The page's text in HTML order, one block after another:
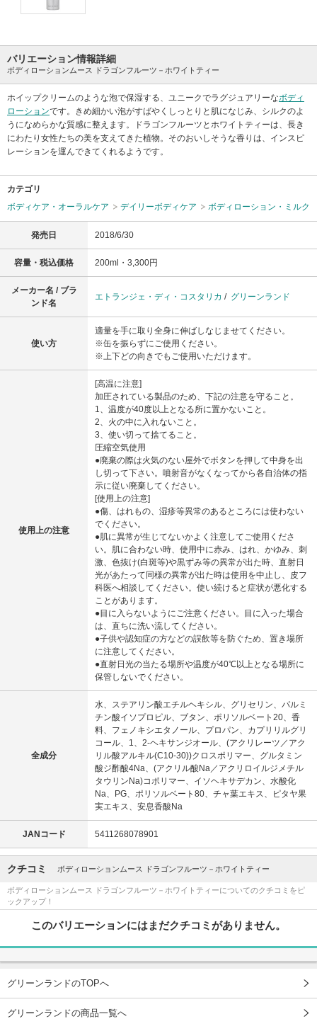
バリエーション情報詳細
ボディローションムース ドラゴンフルーツ－ホワイトティー
ホイップクリームのような泡で保湿する、ユニークでラグジュアリーなボディ
ローションです。きめ細かい泡がすばやくしっとりと肌になじみ、シルクのよ
うになめらかな質感に整えます。ドラゴンフルーツとホワイトティーは、長き
にわたり女性たちの美を支えてきた植物。そのおいしそうな香りは、インスピ
レーションを運んできてくれるようです。
カテゴリ
ボディケア・オーラルケア
デイリーボディケア ボディローション・ミルク
発売日 2018/6/30
容量・税込価格 200ml・3,300円
メーカー名 / ブラ
ンド名
エトランジェ・ディ・コスタリカ / グリーンランド
使い方
適量を手に取り全身に伸ばしなじませてください。
※缶を振らずにご使用ください。
※上下どの向きでもご使用いただけます。
使用上の注意
[高温に注意]
加圧されている製品のため、下記の注意を守ること。
1、温度が40度以上となる所に置かないこと。
2、火の中に入れないこと。
3、使い切って捨てること。
圧縮空気使用
●廃棄の際は火気のない屋外でボタンを押して中身を出
し切って下さい。噴射音がなくなってから各自治体の指
示に従い廃棄してください。
[使用上の注意]
●傷、はれもの、湿疹等異常のあるところには使わない
でください。
●肌に異常が生じてないかよく注意してご使用くださ
い。肌に合わない時、使用中に赤み、はれ、かゆみ、刺
激、色抜け(白斑等)や黒ずみ等の異常が出た時、直射日
光があたって同様の異常が出た時は使用を中止し、皮フ
科医へ相談してください。使い続けると症状が悪化する
ことがあります。
●目に入らないようにご注意ください。目に入った場合
は、直ちに洗い流してください。
●子供や認知症の方などの誤飲等を防ぐため、置き場所
に注意してください。
●直射日光の当たる場所や温度が40℃以上となる場所に
保管しないでください。
全成分
水、ステアリン酸エチルヘキシル、グリセリン、パルミ
チン酸イソプロピル、ブタン、ポリソルベート20、香
料、フェノキシエタノール、プロパン、カプリリルグリ
コール、1、2-ヘキサンジオール、(アクリレーツ／アク
リル酸アルキル(C10-30))クロスポリマー、グルタミン
酸ジ酢酸4Na、(アクリル酸Na／アクリロイルジメチル
タウリンNa)コポリマー、イソヘキサデカン、水酸化
Na、PG、ポリソルベート80、チャ葉エキス、ピタヤ果
実エキス、安息香酸Na
JANコード 5411268078901
クチコミ ボディローションムース ドラゴンフルーツ－ホワイトティー
ボディローションムース ドラゴンフルーツ－ホワイトティーについてのクチコミをピ
ックアップ！
このバリエーションにはまだクチコミがありません。
グリーンランドのTOPへ
グリーンランドの商品一覧へ